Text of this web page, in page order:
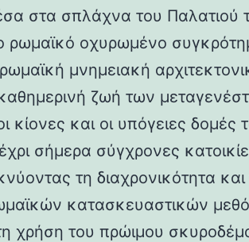
στα σπλάχνα του Παλατιού
ρωμαϊκό οχυρωμένο
μνημειακή
ζωή των
και οι υπόγειες δομές
σήμερα σύγχρονες
τη διαχρονικότητα και
κατασκευαστικών
χρήση του πρώιμου